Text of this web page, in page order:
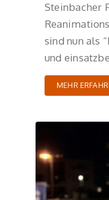
Steinbacher
sind nun als
und
MEHR